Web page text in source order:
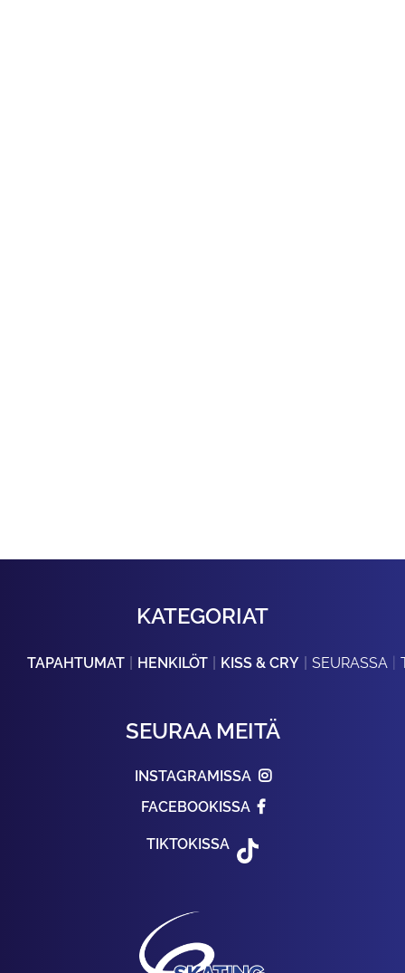
KATEGORIAT
TAPAHTUMAT HENKILÖT KISS & CRY SEURASSA
SEURAA MEITÄ
INSTAGRAMISSA
FACEBOOKISSA
TIKTOKISSA